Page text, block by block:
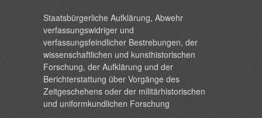
Staatsbürgerliche Aufklärung, Abwehr
verfassungswidriger und
verfassungsfeindlicher Bestrebungen, der
wissenschaftlichen und kunsthistorischen
Forschung, der Aufklärung und der
Berichterstattung über Vorgänge des
Zeitgeschehens oder der militärhistorischen
und uniformkundlichen Forschung